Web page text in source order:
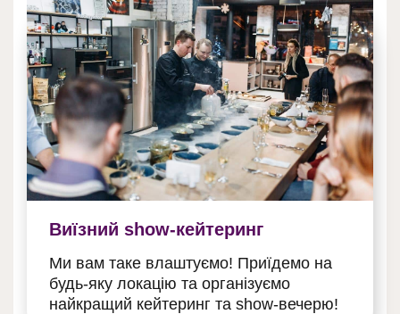
Виїзний show-кейтеринг
Ми вам таке влаштуємо! Приїдемо на
будь-яку локацію та організуємо
найкращий кейтеринг та show-вечерю!